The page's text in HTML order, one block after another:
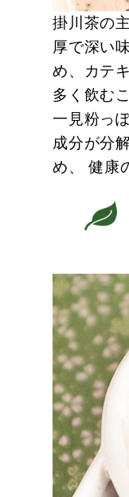
掛川茶の
厚で深い
め、カテ
多く飲む
一見粉っ
成分が分
め、 健康